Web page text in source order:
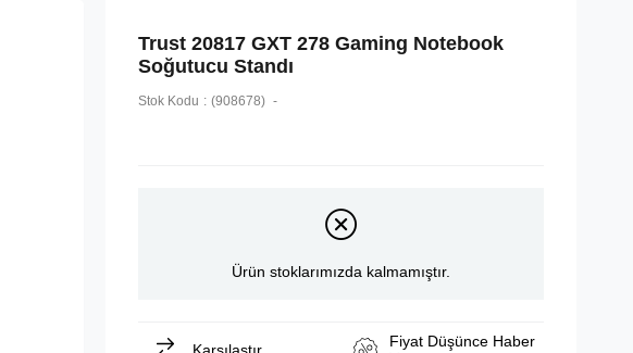
Trust 20817 GXT 278 Gaming Notebook
Soğutucu Standı
Stok Kodu (908678)
Ürün stoklarımızda kalmamıştır.
Fiyat Düşünce Haber